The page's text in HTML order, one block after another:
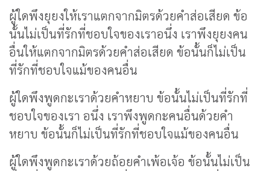
ผู้ใดพึงยุยงให้เราแตกจากมิตรด้วยคำส่อเสียด ข้อ
นั้นไม่เป็นที่รักที่ชอบใจของเราอนึ่ง เราพึงยุยงคน
อื่นให้แตกจากมิตรด้วยคำส่อเสียด ข้อนั้นก็ไม่เป็น
ที่รักที่ชอบใจแม้ของคนอื่น
ผู้ใดพึงพูดกะเราด้วยคำหยาบ ข้อนั้นไม่เป็นที่รักที่
ชอบใจของเรา อนึ่ง เราพึงพูดกะคนอื่นด้วยคำ
หยาบ ข้อนั้นก็ไม่เป็นที่รักที่ชอบใจแม้ของคนอื่น
ผู้ใดพึงพูดกะเราด้วยถ้อยคำเพ้อเจ้อ ข้อนั้นไม่เป็น